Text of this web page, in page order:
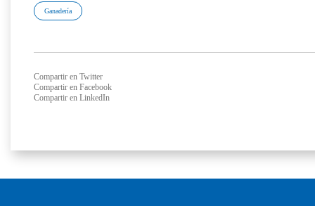
Ganadería
Compartir en Twitter
Compartir en Facebook
Compartir en LinkedIn